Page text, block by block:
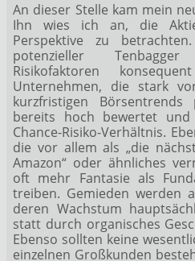
An dieser Stelle kam mein
Ihn wies ich an, die
Perspektive zu
potenzieller
Risikofaktoren
Unternehmen, die stark
kurzfristigen
bereits hoch bewertet
Chance-Risiko-Verhältnis.
die vor allem als „die
Amazon“ oder ähnliches
oft mehr Fantasie als
treiben. Gemieden werden
deren Wachstum
statt durch organisches
Ebenso sollten keine
einzelnen Großkunden